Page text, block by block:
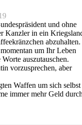
und ohne
Kanzler in ein
abzuhalten.
um Ihr Leben
auszutauschen.
vorzusprechen, aber
Waffen um sich selbst
immer mehr Geld